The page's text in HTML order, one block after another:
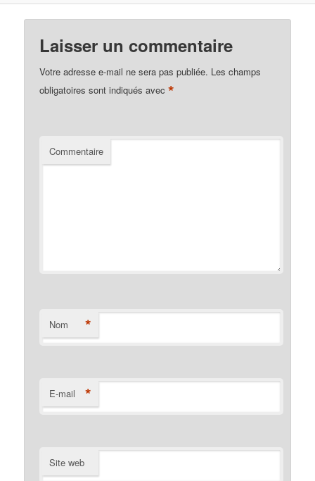
Laisser un commentaire
Votre adresse e-mail ne sera pas publiée. Les champs
obligatoires sont indiqués avec*
Commentaire
Nom *
E-mail *
Site web